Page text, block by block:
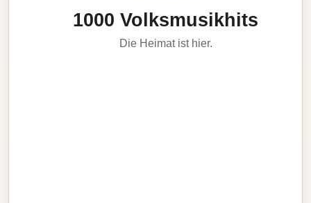
1000 Volksmusikhits
Die Heimat ist hier.